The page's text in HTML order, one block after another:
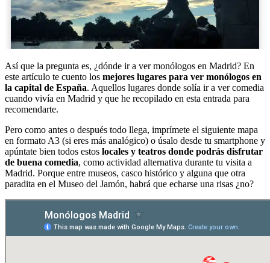
Así que la pregunta es, ¿dónde ir a ver monólogos en Madrid? En
este artículo te cuento los mejores lugares para ver monólogos en
la capital de España. Aquellos lugares donde solía ir a ver comedia
cuando vivía en Madrid y que he recopilado en esta entrada para
recomendarte.
Pero como antes o después todo llega, imprímete el siguiente mapa
en formato A3 (si eres más analógico) o úsalo desde tu smartphone y
apúntate bien todos estos locales y teatros donde podrás disfrutar
de buena comedia, como actividad alternativa durante tu visita a
Madrid. Porque entre museos, casco histórico y alguna que otra
paradita en el Museo del Jamón, habrá que echarse una risas ¿no?